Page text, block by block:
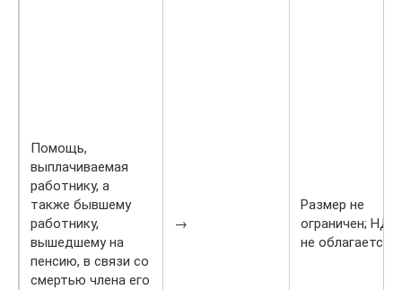
Помощь,
выплачиваемая
работнику, а
также бывшему
работнику,
вышедшему на
пенсию, в связи со
смертью члена его
→
Размер не
ограничен;
не облагается